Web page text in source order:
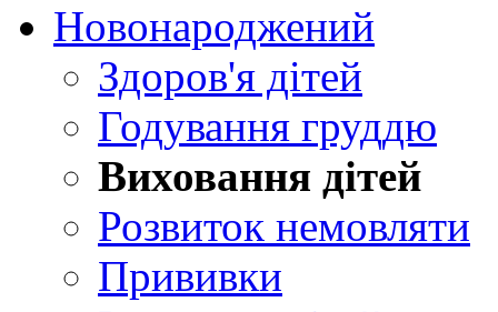
Новонароджений
Здоров'я дітей
Годування груддю
Виховання дітей
Розвиток немовляти
Прививки